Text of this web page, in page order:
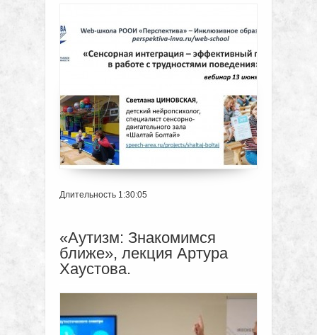
Длительность 1:30:05
«Аутизм: Знакомимся
ближе», лекция Артура
Хаустова.